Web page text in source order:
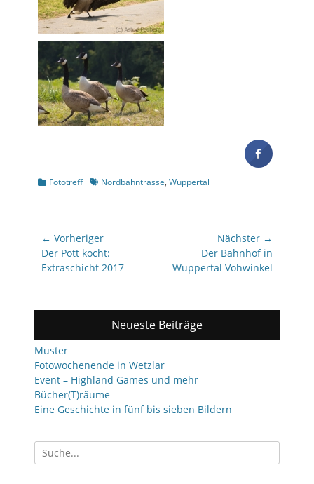
Kategorien
Fototreff Schlagworte
Nordbahntrasse, Wuppertal
Beitragsnavigation
← Vorheriger
Vorheriger
Beitrag:
Der Pott kocht:
Extraschicht 2017
Nächster →
Beitrag:
Der Bahnhof in
Wuppertal Vohwinkel
Neueste Beiträge
Muster
Fotowochenende in Wetzlar
Event – Highland Games und mehr
Bücher(T)räume
Eine Geschichte in fünf bis sieben Bildern
Suchen
nach: